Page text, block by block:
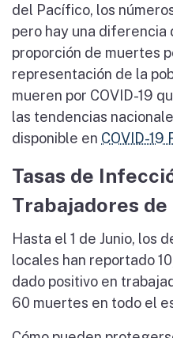
del Pacífico, los
pero hay una
proporción de muertes
representación de la
mueren por COVID-19
las tendencias
disponible en COVID-19
Tasas de
Trabajadores
Hasta el 1 de Junio, los
locales han reportado
dado positivo en
60 muertes en todo el